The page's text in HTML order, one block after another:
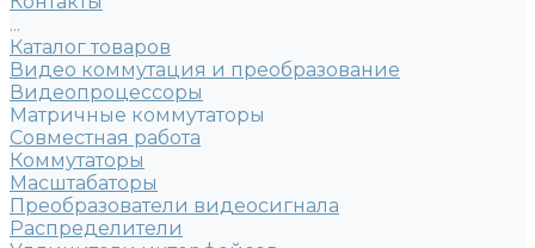
...
Каталог товаров
Видео коммутация и преобразование
Видеопроцессоры
Матричные коммутаторы
Совместная работа
Коммутаторы
Масштабаторы
Преобразователи видеосигнала
Распределители